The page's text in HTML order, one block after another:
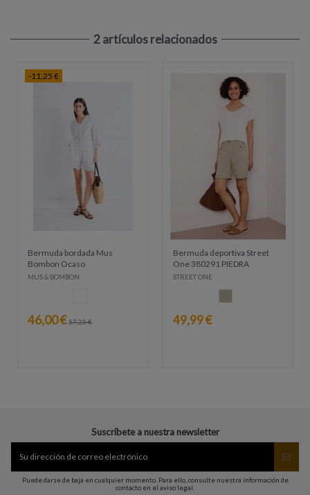
2 artículos relacionados
-11,25 €
Bermuda bordada Mus
Bombon Ocaso
MUS & BOMBON
46,00 € 57,25 €
Bermuda deportiva Street
One 380291 PIEDRA
STREET ONE
49,99 €
Suscríbete a nuestra newsletter
Puede darse de baja en cualquier momento. Para ello, consulte nuestra información de
contacto en el aviso legal.